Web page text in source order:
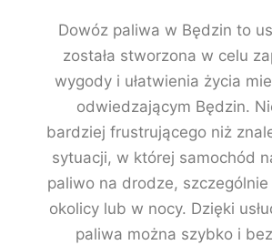
Dowóz paliwa w Będzin to
została stworzona w celu
wygody i ułatwienia życia
odwiedzającym Będzin.
bardziej frustrującego niż
sytuacji, w której samochód
paliwo na drodze,
okolicy lub w nocy. Dzięki
paliwa można szybko i